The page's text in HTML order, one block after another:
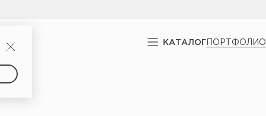
КАТАЛОГ ПОРТФОЛИО